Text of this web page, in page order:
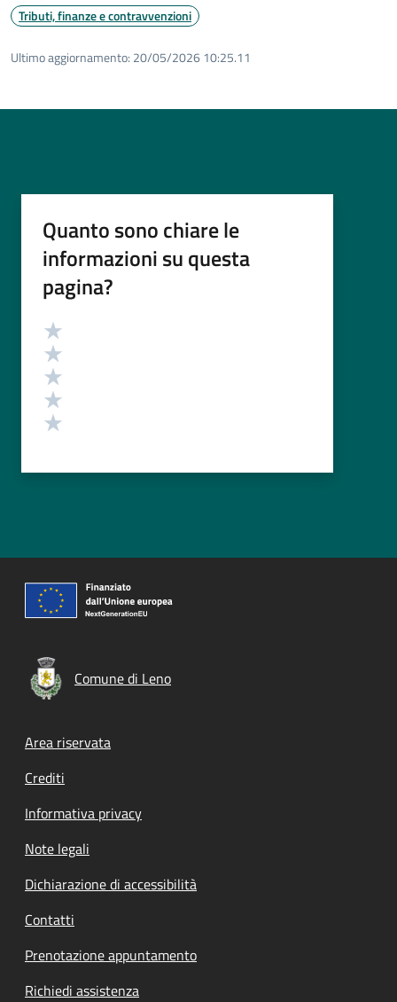
Tributi, finanze e contravvenzioni
Ultimo aggiornamento: 20/05/2026 10:25.11
Quanto sono chiare le
informazioni su questa
pagina?
Valutazione
Comune di Leno
Footer menu
Area riservata
Crediti
Informativa privacy
Note legali
Dichiarazione di accessibilità
Contatti
Prenotazione appuntamento
Richiedi assistenza